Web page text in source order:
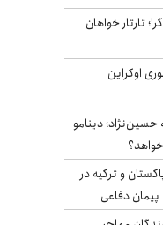
تارتار خواهان
اوکراین
حسین‌نژاد؛ دینامو
و ترکیه در
دفاعی